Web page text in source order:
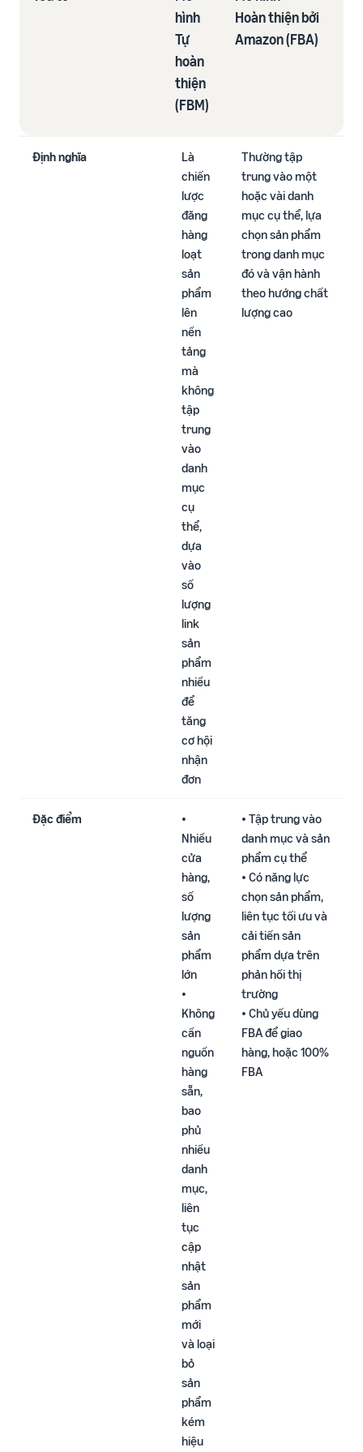
hình
Tự
hoàn
thiện​
(FBM)
Hoàn thiện bởi
Amazon (FBA)
Định nghĩa
Là
chiến
lược
đăng
hàng
loạt
sản
phẩm
lên
nền
tảng
mà
không
tập
trung
vào
danh
mục
cụ
thể,
dựa
vào
số
lượng
link
sản
phẩm
nhiều
để
tăng
cơ hội
nhận
đơn​
Thường tập
trung vào một
hoặc vài danh
mục cụ thể, lựa
chọn sản phẩm
trong danh mục
đó và vận hành
theo hướng chất
lượng cao​
Đặc điểm
•
Nhiều
cửa
hàng,
số
lượng
sản
phẩm
lớn
•
Không
cần
nguồn
hàng
sẵn,
bao
phủ
nhiều
danh
mục,
liên
tục
cập
nhật
sản
phẩm
mới
và loại
bỏ
sản
phẩm
kém
hiệu
• Tập trung vào
danh mục và sản
phẩm cụ thể​
• Có năng lực
chọn sản phẩm,
liên tục tối ưu và
cải tiến sản
phẩm dựa trên
phản hồi thị
trường​
• Chủ yếu dùng
FBA để giao
hàng, hoặc 100%
FBA​